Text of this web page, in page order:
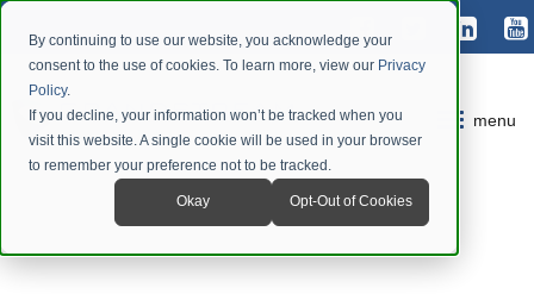
By continuing to use our website, you acknowledge your
consent to the use of cookies. To learn more, view our Privacy
Policy.
If you decline, your information won’t be tracked when you
visit this website. A single cookie will be used in your browser
to remember your preference not to be tracked.
Okay Opt-Out of Cookies
menu